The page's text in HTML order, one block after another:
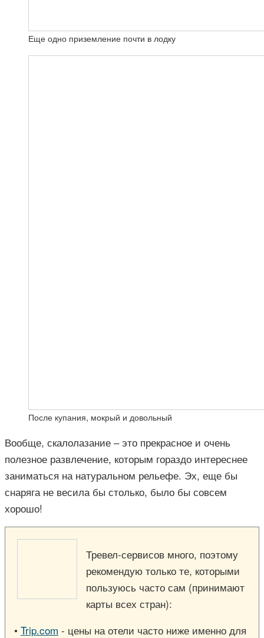
Еще одно приземление почти в лодку
После купания, мокрый и довольный
Вообще, скалолазание – это прекрасное и очень
полезное развлечение, которым гораздо интереснее
заниматься на натуральном рельефе. Эх, еще бы
снаряга не весила бы столько, было бы совсем
хорошо!
Тревел-сервисов много, поэтому
рекомендую только те, которыми
пользуюсь часто сам (принимают
карты всех стран):
• Trip.com - цены на отели часто ниже именно для